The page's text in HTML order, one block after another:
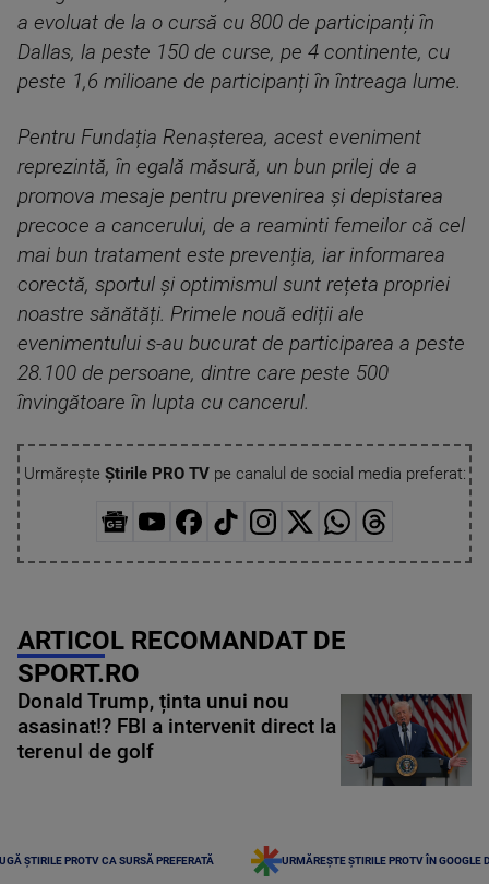
a evoluat de la o cursă cu 800 de participanți în
Dallas, la peste 150 de curse, pe 4 continente, cu
peste 1,6 milioane de participanți în întreaga lume.
Pentru Fundația Renașterea, acest eveniment
reprezintă, în egală măsură, un bun prilej de a
promova mesaje pentru prevenirea și depistarea
precoce a cancerului, de a reaminti femeilor că cel
mai bun tratament este prevenția, iar informarea
corectă, sportul și optimismul sunt rețeta propriei
noastre sănătăți. Primele nouă ediții ale
evenimentului s-au bucurat de participarea a peste
28.100 de persoane, dintre care peste 500
învingătoare în lupta cu cancerul.
Urmărește Știrile PRO TVpe canalul de social media preferat:
ARTICOL RECOMANDAT DE
SPORT.RO
Donald Trump, ținta unui nou
asasinat!? FBI a intervenit direct la
terenul de golf
ȘTIRILE PROTV CA SURSĂ PREFERATĂ URMĂREȘTE ȘTIRILE PROTV ÎN GOOGLE